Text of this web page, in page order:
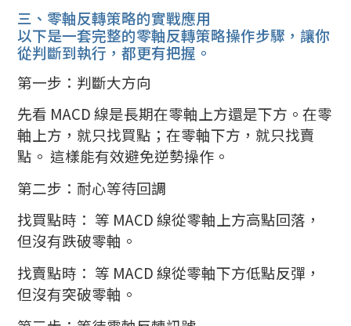
三、零軸反轉策略的實戰應用
以下是一套完整的零軸反轉策略操作步驟，讓你
從判斷到執行，都更有把握。
第一步：判斷大方向
先看 MACD 線是長期在零軸上方還是下方。在零
軸上方，就只找買點；在零軸下方，就只找賣
點。 這樣能有效避免逆勢操作。
第二步：耐心等待回調
找買點時： 等 MACD 線從零軸上方高點回落，
但沒有跌破零軸。
找賣點時： 等 MACD 線從零軸下方低點反彈，
但沒有突破零軸。